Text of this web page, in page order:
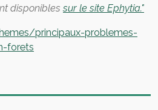
disponiblessur le site Ephytia."
principaux-problemes-
forets